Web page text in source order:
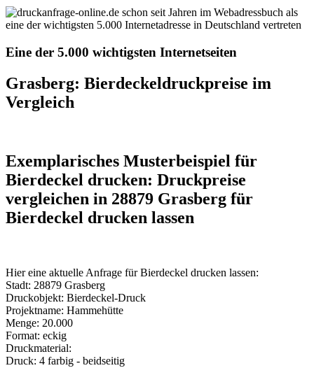
Eine der 5.000 wichtigsten Internetseiten
Grasberg: Bierdeckeldruckpreise im
Vergleich
Exemplarisches Musterbeispiel für
Bierdeckel drucken: Druckpreise
vergleichen in 28879 Grasberg für
Bierdeckel drucken lassen
Hier eine aktuelle Anfrage für Bierdeckel drucken lassen:
Stadt: 28879 Grasberg
Druckobjekt: Bierdeckel-Druck
Projektname: Hammehütte
Menge: 20.000
Format: eckig
Druckmaterial:
Druck: 4 farbig - beidseitig